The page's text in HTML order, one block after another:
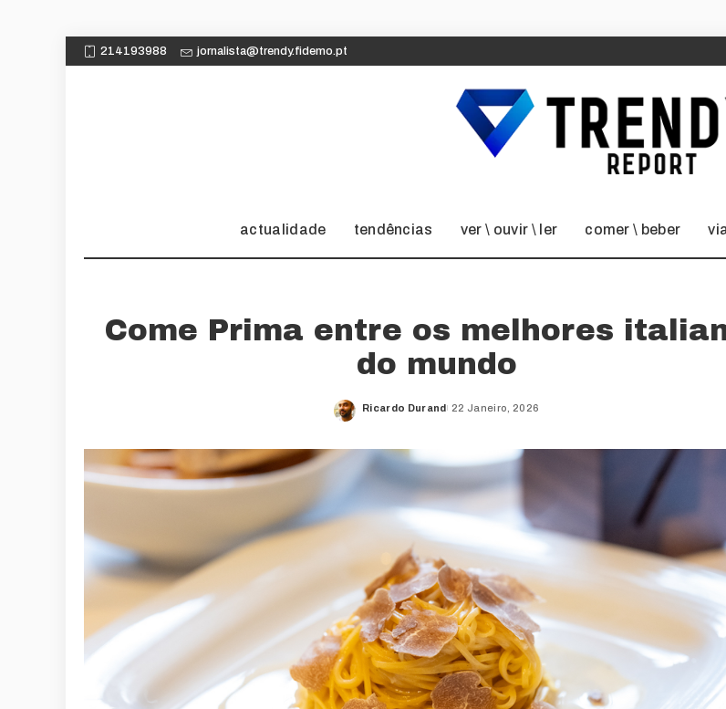
214193988 jornalista@trendy.fidemo.pt
actualidade tendências ver \ ouvir \ ler comer \ beber
Come Prima entre os melhores
do mundo
Posted
Ricardo Durand 22 Janeiro, 2026